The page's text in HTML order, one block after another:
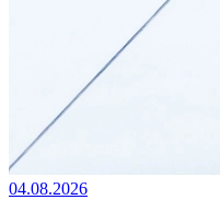
04.08.2026